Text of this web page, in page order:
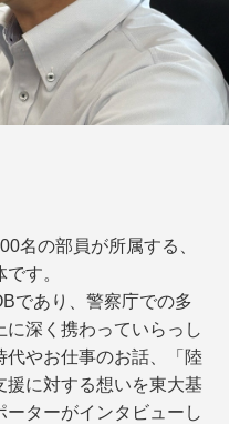
名の部員が所属する、
す。
であり、警察庁での多
深く携わっていらっし
やお仕事のお話、「陸
援に対する想いを東大基
ターがインタビューし